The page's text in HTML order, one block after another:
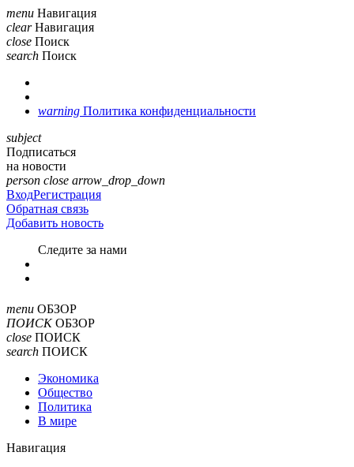
menu Навигация
clear Навигация
close Поиск
search Поиск
warning Политика конфиденциальности
subject
Подписаться
на новости
person close arrow_drop_down
ВходРегистрация
Обратная связь
Добавить новость
Cледите за нами
menu ОБЗОР
ПОИСК ОБЗОР
close ПОИСК
search ПОИСК
Экономика
Общество
Политика
В мире
Навигация